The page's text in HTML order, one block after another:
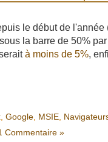
le début de
la barre de 50%
à moins de 5%,
, Google, MSIE,
Commentaire »